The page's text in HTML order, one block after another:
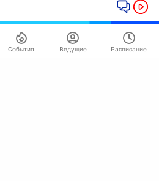
События Ведущие Расписание